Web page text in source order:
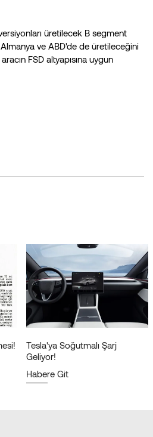
üretilecek B segment
ve ABD'de de üretileceğini
FSD altyapısına uygun
Tesla'ya Soğutmalı Şarj
Geliyor!
Habere Git